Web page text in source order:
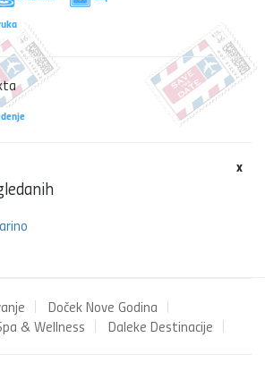
x
Doček Nove Godina
& Wellness Daleke Destinacije